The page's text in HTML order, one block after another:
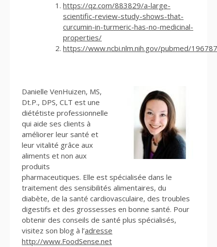
https://qz.com/883829/a-large-
scientific-review-study-shows-that-
curcumin-in-turmeric-has-no-medicinal-
properties/
https://www.ncbi.nlm.nih.gov/pubmed/
Danielle VenHuizen, MS,
Dt.P., DPS, CLT est une
diététiste professionnelle
qui aide ses clients à
améliorer leur santé et
leur vitalité grâce aux
aliments et non aux
produits
pharmaceutiques. Elle est spécialisée dans le
traitement des sensibilités alimentaires, du
diabète, de la santé cardiovasculaire, des troubles
digestifs et des grossesses en bonne santé. Pour
obtenir des conseils de santé plus spécialisés,
visitez son blog à l’adresse
http://www.FoodSense.net